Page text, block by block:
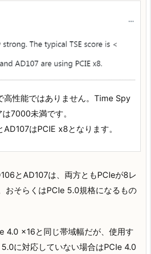
高性能ではありません。Time Spy
7000未満です。
はPCIE x8となります。
とAD107は、両方ともPCIeが8レ
おそらくはPCIe 5.0規格になるもの
4.0 x16と同じ帯域幅だが、使用す
に対応していない場合はPCIe 4.0